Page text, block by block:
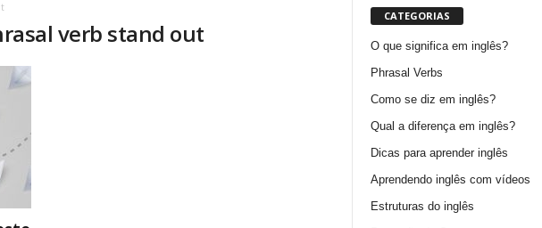
verb stand out
CATEGORIAS
O que significa em inglês?
Phrasal Verbs
Como se diz em inglês?
Qual a diferença em inglês?
Dicas para aprender inglês
Aprendendo inglês com vídeos
Estruturas do inglês